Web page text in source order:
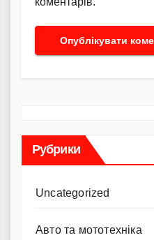
Рубрики
Uncategorized
Авто та мототехніка